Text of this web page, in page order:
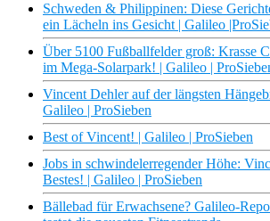
Schweden & Philippinen: Diese
ein Lächeln ins Gesicht | Galileo
Über 5100 Fußballfelder groß: Krasse
im Mega-Solarpark! | Galileo |
Vincent Dehler auf der längsten
Galileo | ProSieben
Best of Vincent! | Galileo | ProSieben
Jobs in schwindelerregender Höhe:
Bestes! | Galileo | ProSieben
Bällebad für Erwachsene? Galileo-